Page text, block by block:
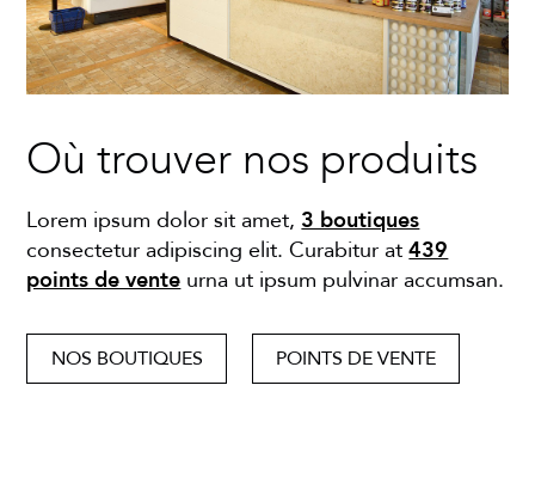
Où trouver nos produits
Lorem ipsum dolor sit amet,3 boutiques
consectetur adipiscing elit. Curabitur at439
points de venteurna ut ipsum pulvinar accumsan.
NOS BOUTIQUES POINTS DE VENTE